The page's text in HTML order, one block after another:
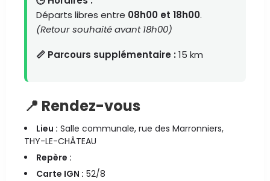
Départs libres entre 08h00 et 18h00.
(Retour souhaité avant 18h00)
📏 Parcours supplémentaire :15 km
📍 Rendez-vous
Lieu : Salle communale, rue des Marronniers,
THY-LE-CHÂTEAU
Repère :
Carte IGN : 52/8